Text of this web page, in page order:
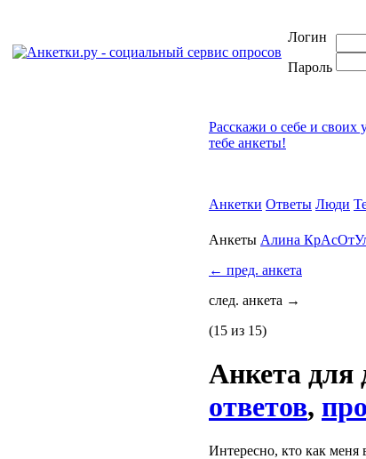
Логин
Пароль
Расскажи о себе и своих
тебе анкеты!
Анкетки Ответы Люди
Анкеты Алина
← пред. анкета
след. анкета →
(15 из 15)
Анкета для
ответов,
Интересно, кто как меня